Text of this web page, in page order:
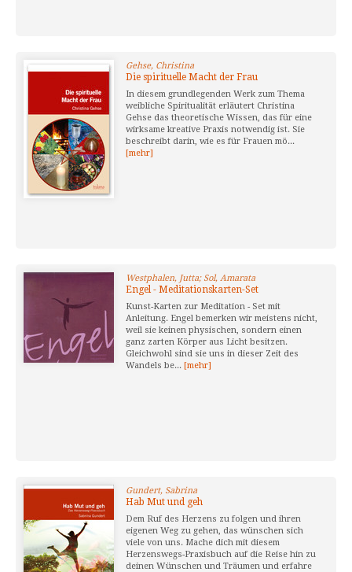
Gehse, Christina
Die spirituelle Macht der Frau
In diesem grundlegenden Werk zum Thema
weibliche Spiritualität erläutert Christina
Gehse das theoretische Wissen, das für eine
wirksame kreative Praxis notwendig ist. Sie
beschreibt darin, wie es für Frauen mö...
[mehr]
Westphalen, Jutta; Sol, Amarata
Engel - Meditationskarten-Set
Kunst-Karten zur Meditation - Set mit
Anleitung. Engel bemerken wir meistens nicht,
weil sie keinen physischen, sondern einen
ganz zarten Körper aus Licht besitzen.
Gleichwohl sind sie uns in dieser Zeit des
Wandels be... [mehr]
Gundert, Sabrina
Hab Mut und geh
Dem Ruf des Herzens zu folgen und ihren
eigenen Weg zu gehen, das wünschen sich
viele von uns. Mache dich mit diesem
Herzenswegs-Praxisbuch auf die Reise hin zu
deinen Wünschen und Träumen und erfahre